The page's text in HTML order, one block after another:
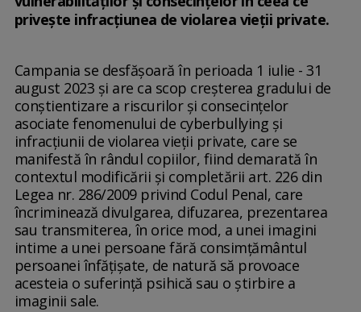
priveşte infracţiunea de violarea vieţii private.
Campania se desfăşoară în perioada 1 iulie - 31
august 2023 şi are ca scop creşterea gradului de
conştientizare a riscurilor şi consecinţelor
asociate fenomenului de cyberbullying şi
infracţiunii de violarea vieţii private, care se
manifestă în rândul copiilor, fiind demarată în
contextul modificării şi completării art. 226 din
Legea nr. 286/2009 privind Codul Penal, care
încriminează divulgarea, difuzarea, prezentarea
sau transmiterea, în orice mod, a unei imagini
intime a unei persoane fără consimţământul
persoanei înfăţişate, de natură să provoace
acesteia o suferinţă psihică sau o ştirbire a
imaginii sale.